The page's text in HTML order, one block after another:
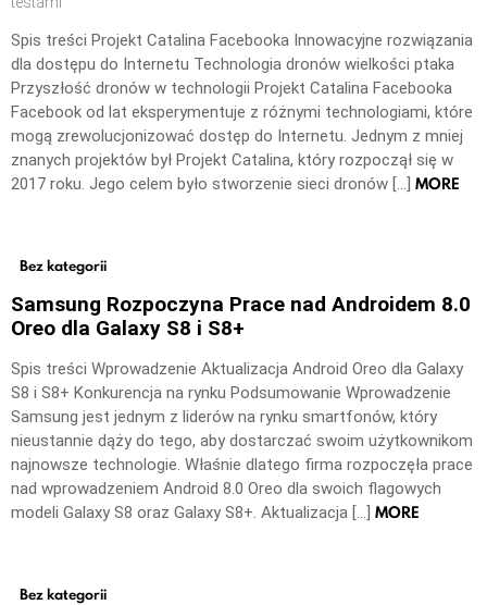
Spis treści Projekt Catalina Facebooka Innowacyjne rozwiązania
dla dostępu do Internetu Technologia dronów wielkości ptaka
Przyszłość dronów w technologii Projekt Catalina Facebooka
Facebook od lat eksperymentuje z różnymi technologiami, które
mogą zrewolucjonizować dostęp do Internetu. Jednym z mniej
znanych projektów był Projekt Catalina, który rozpoczął się w
2017 roku. Jego celem było stworzenie sieci dronów […] MORE
Bez kategorii
Samsung Rozpoczyna Prace nad Androidem 8.0
Oreo dla Galaxy S8 i S8+
Spis treści Wprowadzenie Aktualizacja Android Oreo dla Galaxy
S8 i S8+ Konkurencja na rynku Podsumowanie Wprowadzenie
Samsung jest jednym z liderów na rynku smartfonów, który
nieustannie dąży do tego, aby dostarczać swoim użytkownikom
najnowsze technologie. Właśnie dlatego firma rozpoczęła prace
nad wprowadzeniem Android 8.0 Oreo dla swoich flagowych
modeli Galaxy S8 oraz Galaxy S8+. Aktualizacja […] MORE
Bez kategorii